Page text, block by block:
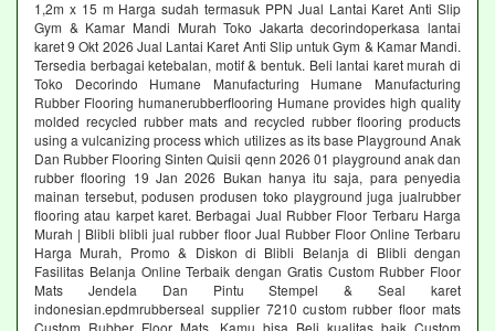
1,2m x 15 m Harga sudah termasuk PPN Jual Lantai Karet Anti Slip
Gym & Kamar Mandi Murah Toko Jakarta decorindoperkasa lantai
karet 9 Okt 2026 Jual Lantai Karet Anti Slip untuk Gym & Kamar Mandi.
Tersedia berbagai ketebalan, motif & bentuk. Beli lantai karet murah di
Toko Decorindo Humane Manufacturing Humane Manufacturing
Rubber Flooring humanerubberflooring Humane provides high quality
molded recycled rubber mats and recycled rubber flooring products
using a vulcanizing process which utilizes as its base Playground Anak
Dan Rubber Flooring Sinten Quisii qenn 2026 01 playground anak dan
rubber flooring 19 Jan 2026 Bukan hanya itu saja, para penyedia
mainan tersebut, podusen produsen toko playground juga jualrubber
flooring atau karpet karet. Berbagai Jual Rubber Floor Terbaru Harga
Murah | Blibli blibli jual rubber floor Jual Rubber Floor Online Terbaru
Harga Murah, Promo & Diskon di Blibli Belanja di Blibli dengan
Fasilitas Belanja Online Terbaik dengan Gratis Custom Rubber Floor
Mats Jendela Dan Pintu Stempel & Seal karet
indonesian.epdmrubberseal supplier 7210 custom rubber floor mats